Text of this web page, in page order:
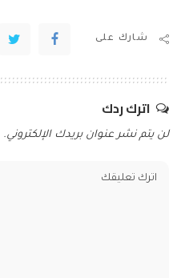
شارك على
اترك ردك
لن يتم نشر عنوان بريدك الإلكتروني.